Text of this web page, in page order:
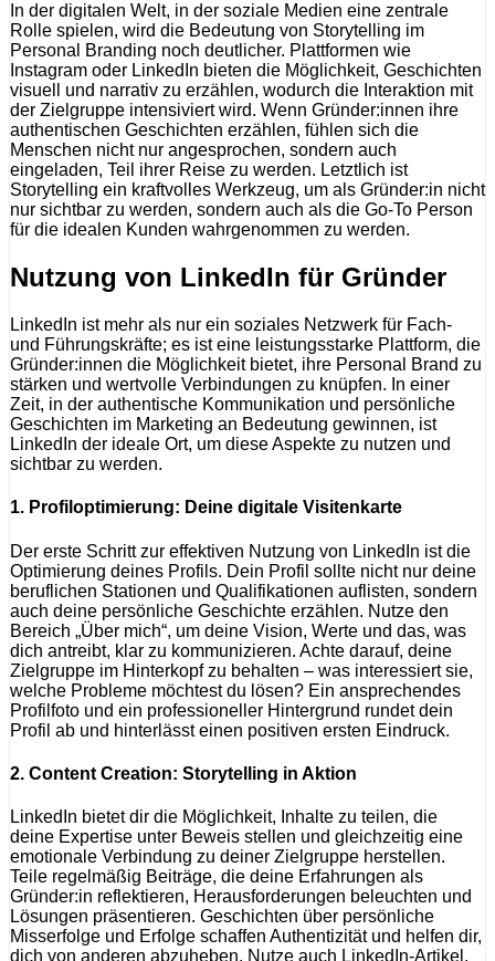
In der digitalen Welt, in der soziale Medien eine zentrale
Rolle spielen, wird die Bedeutung von Storytelling im
Personal Branding noch deutlicher. Plattformen wie
Instagram oder LinkedIn bieten die Möglichkeit, Geschichten
visuell und narrativ zu erzählen, wodurch die Interaktion mit
der Zielgruppe intensiviert wird. Wenn Gründer:innen ihre
authentischen Geschichten erzählen, fühlen sich die
Menschen nicht nur angesprochen, sondern auch
eingeladen, Teil ihrer Reise zu werden. Letztlich ist
Storytelling ein kraftvolles Werkzeug, um als Gründer:in nicht
nur sichtbar zu werden, sondern auch als die Go-To Person
für die idealen Kunden wahrgenommen zu werden.
Nutzung von LinkedIn für Gründer
LinkedIn ist mehr als nur ein soziales Netzwerk für Fach-
und Führungskräfte; es ist eine leistungsstarke Plattform, die
Gründer:innen die Möglichkeit bietet, ihre Personal Brand zu
stärken und wertvolle Verbindungen zu knüpfen. In einer
Zeit, in der authentische Kommunikation und persönliche
Geschichten im Marketing an Bedeutung gewinnen, ist
LinkedIn der ideale Ort, um diese Aspekte zu nutzen und
sichtbar zu werden.
1. Profiloptimierung: Deine digitale Visitenkarte
Der erste Schritt zur effektiven Nutzung von LinkedIn ist die
Optimierung deines Profils. Dein Profil sollte nicht nur deine
beruflichen Stationen und Qualifikationen auflisten, sondern
auch deine persönliche Geschichte erzählen. Nutze den
Bereich „Über mich“, um deine Vision, Werte und das, was
dich antreibt, klar zu kommunizieren. Achte darauf, deine
Zielgruppe im Hinterkopf zu behalten – was interessiert sie,
welche Probleme möchtest du lösen? Ein ansprechendes
Profilfoto und ein professioneller Hintergrund rundet dein
Profil ab und hinterlässt einen positiven ersten Eindruck.
2. Content Creation: Storytelling in Aktion
LinkedIn bietet dir die Möglichkeit, Inhalte zu teilen, die
deine Expertise unter Beweis stellen und gleichzeitig eine
emotionale Verbindung zu deiner Zielgruppe herstellen.
Teile regelmäßig Beiträge, die deine Erfahrungen als
Gründer:in reflektieren, Herausforderungen beleuchten und
Lösungen präsentieren. Geschichten über persönliche
Misserfolge und Erfolge schaffen Authentizität und helfen dir,
dich von anderen abzuheben. Nutze auch LinkedIn-Artikel,